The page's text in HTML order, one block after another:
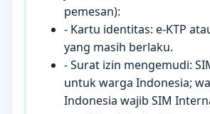
pemesan):
- Kartu identitas: e-KTP
yang masih berlaku.
- Surat izin mengemudi:
untuk warga Indonesia;
Indonesia wajib SIM